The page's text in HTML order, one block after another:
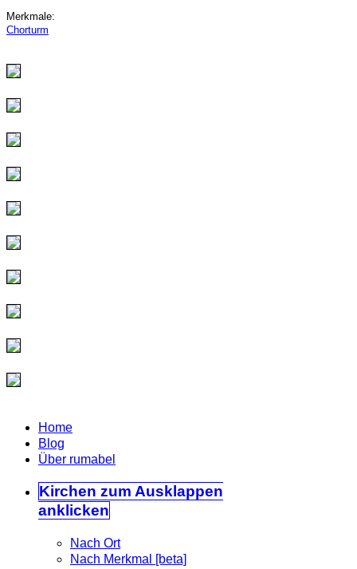
Merkmale:
Chorturm
Home
Blog
Über rumabel
Kirchen zum Ausklappen
anklicken
Nach Ort
Nach Merkmal [beta]